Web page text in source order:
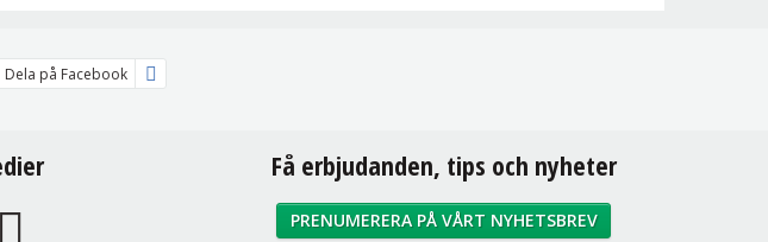
Dela på Facebook
Få erbjudanden, tips och nyheter
PRENUMERERA PÅ VÅRT NYHETSBREV